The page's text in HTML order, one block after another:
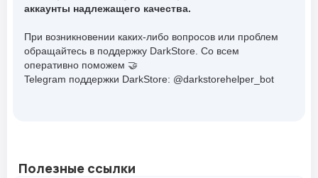
аккаунты надлежащего качества.
При возникновении каких-либо вопросов или проблем
обращайтесь в поддержку DarkStore. Со всем
оперативно поможем 🤝
Telegram поддержки DarkStore: @darkstorehelper_bot
Полезные ссылки